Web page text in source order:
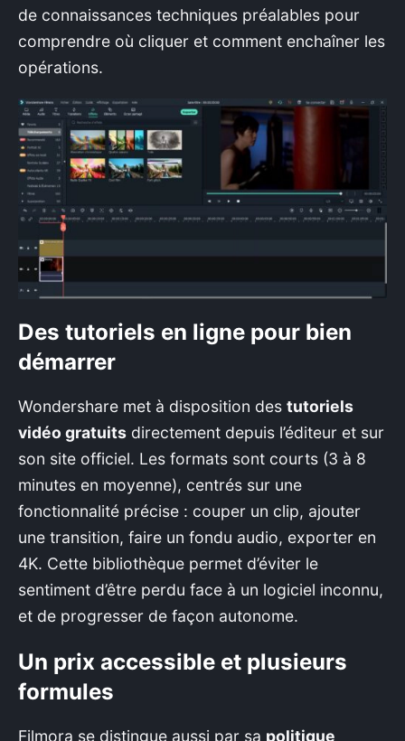
de connaissances techniques préalables pour
comprendre où cliquer et comment enchaîner les
opérations.
Des tutoriels en ligne pour bien
démarrer
Wondershare met à disposition des tutoriels
vidéo gratuits directement depuis l’éditeur et sur
son site officiel. Les formats sont courts (3 à 8
minutes en moyenne), centrés sur une
fonctionnalité précise : couper un clip, ajouter
une transition, faire un fondu audio, exporter en
4K. Cette bibliothèque permet d’éviter le
sentiment d’être perdu face à un logiciel inconnu,
et de progresser de façon autonome.
Un prix accessible et plusieurs
formules
Filmora se distingue aussi par sa politique